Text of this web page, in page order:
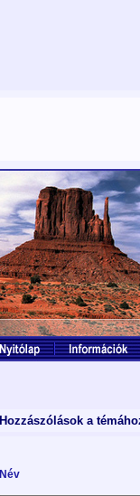
Hozzászólások a
Név